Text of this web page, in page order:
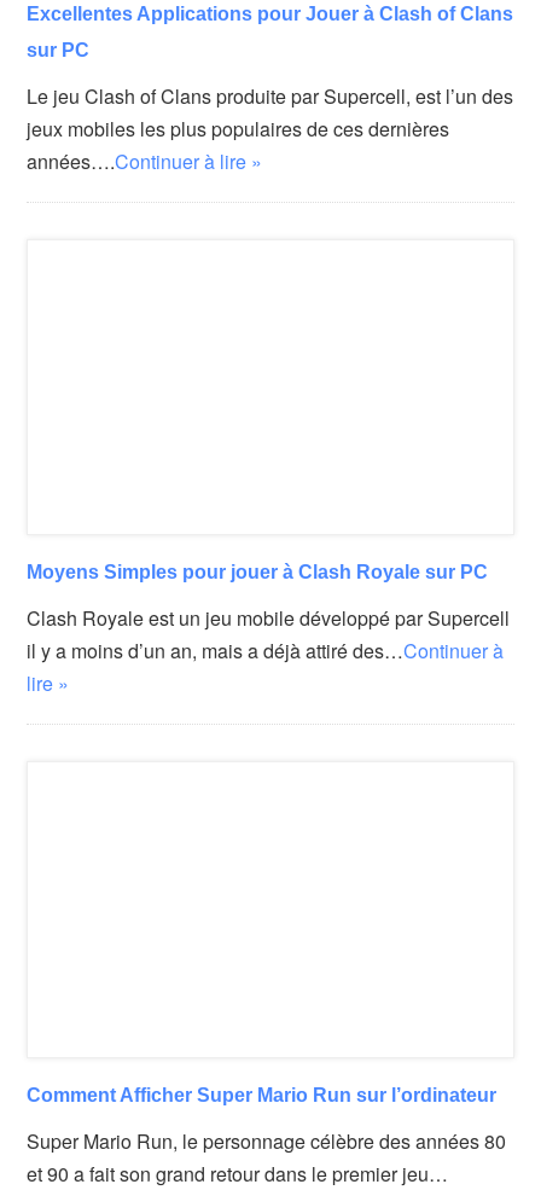
Excellentes Applications pour Jouer à Clash of Clans
sur PC
Le jeu Clash of Clans produite par Supercell, est l’un des
jeux mobiles les plus populaires de ces dernières
années….Continuer à lire »
Moyens Simples pour jouer à Clash Royale sur PC
Clash Royale est un jeu mobile développé par Supercell
il y a moins d’un an, mais a déjà attiré des…Continuer à
lire »
Comment Afficher Super Mario Run sur l’ordinateur
Super Mario Run, le personnage célèbre des années 80
et 90 a fait son grand retour dans le premier jeu…